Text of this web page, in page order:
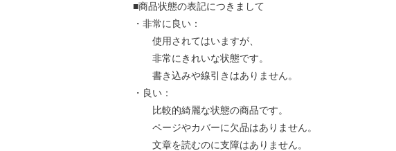
■商品状態の表記につきまして
・非常に良い：
使用されてはいますが、
非常にきれいな状態です。
書き込みや線引きはありません。
・良い：
比較的綺麗な状態の商品です。
ページやカバーに欠品はありません。
文章を読むのに支障はありません。